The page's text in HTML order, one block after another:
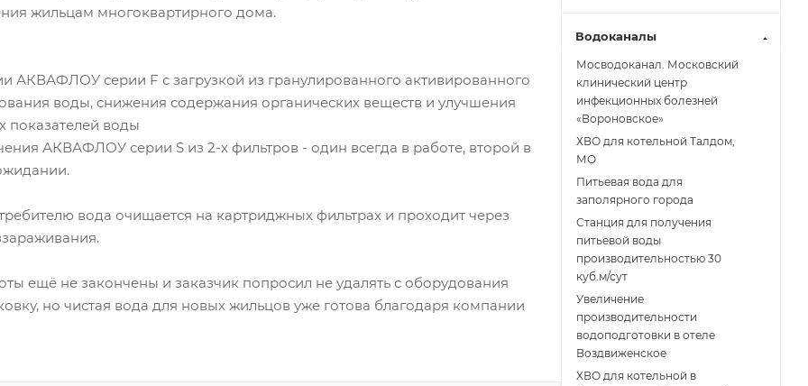
жильцам многоквартирного дома.
АКВАФЛОУ серии F с загрузкой из гранулированного активированного
воды, снижения содержания органических веществ и улучшения
показателей воды
АКВАФЛОУ серии S из 2-х фильтров - один всегда в работе, второй в
вода очищается на картриджных фильтрах и проходит через
ещё не закончены и заказчик попросил не удалять с оборудования
но чистая вода для новых жильцов уже готова благодаря компании
Водоканалы
Мосводоканал. Московский
клинический центр
инфекционных болезней
«Вороновское»
ХВО для котельной Талдом,
МО
Питьевая вода для
заполярного города
Станция для получения
питьевой воды
производительностью 30
куб.м/сут
Увеличение
производительности
водоподготовки в отеле
Воздвиженское
ХВО для котельной в